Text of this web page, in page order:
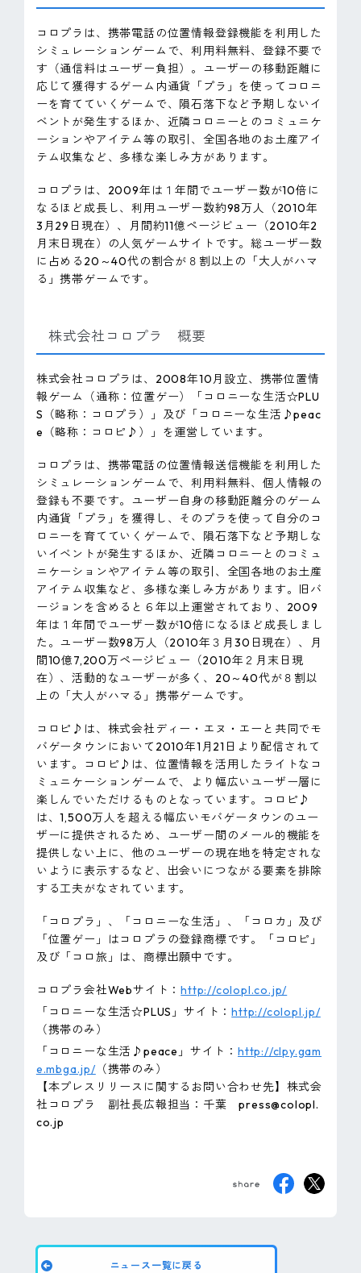
コロプラは、携帯電話の位置情報登録機能を利用した
シミュレーションゲームで、利用料無料、登録不要で
す（通信料はユーザー負担）。ユーザーの移動距離に
応じて獲得するゲーム内通貨「プラ」を使ってコロニ
ーを育てていくゲームで、隕石落下など予期しないイ
ベントが発生するほか、近隣コロニーとのコミュニケ
ーションやアイテム等の取引、全国各地のお土産アイ
テム収集など、多様な楽しみ方があります。
コロプラは、2009年は１年間でユーザー数が10倍に
なるほど成長し、利用ユーザー数約98万人（2010年
3月29日現在）、月間約11億ページビュー（2010年2
月末日現在）の人気ゲームサイトです。総ユーザー数
に占める20～40代の割合が８割以上の「大人がハマ
る」携帯ゲームです。
株式会社コロプラ 概要
株式会社コロプラは、2008年10月設立、携帯位置情
報ゲーム（通称：位置ゲー）「コロニーな生活☆PLU
S（略称：コロプラ）」及び「コロニーな生活♪peac
e（略称：コロピ♪）」を運営しています。
コロプラは、携帯電話の位置情報送信機能を利用した
シミュレーションゲームで、利用料無料、個人情報の
登録も不要です。ユーザー自身の移動距離分のゲーム
内通貨「プラ」を獲得し、そのプラを使って自分のコ
ロニーを育てていくゲームで、隕石落下など予期しな
いイベントが発生するほか、近隣コロニーとのコミュ
ニケーションやアイテム等の取引、全国各地のお土産
アイテム収集など、多様な楽しみ方があります。旧バ
ージョンを含めると６年以上運営されており、2009
年は１年間でユーザー数が10倍になるほど成長しまし
た。ユーザー数98万人（2010年３月30日現在）、月
間10億7,200万ページビュー（2010年２月末日現
在）、活動的なユーザーが多く、20～40代が８割以
上の「大人がハマる」携帯ゲームです。
コロピ♪は、株式会社ディー・エヌ・エーと共同でモ
バゲータウンにおいて2010年1月21日より配信されて
います。コロピ♪は、位置情報を活用したライトなコ
ミュニケーションゲームで、より幅広いユーザー層に
楽しんでいただけるものとなっています。コロピ♪
は、1,500万人を超える幅広いモバゲータウンのユー
ザーに提供されるため、ユーザー間のメール的機能を
提供しない上に、他のユーザーの現在地を特定されな
いように表示するなど、出会いにつながる要素を排除
する工夫がなされています。
「コロプラ」、「コロニーな生活」、「コロカ」及び
「位置ゲー」はコロプラの登録商標です。「コロピ」
及び「コロ旅」は、商標出願中です。
コロプラ会社Webサイト：http://colopl.co.jp/
「コロニーな生活☆PLUS」サイト：http://colopl.jp/
（携帯のみ）
「コロニーな生活♪peace」サイト：http://clpy.gam
e.mbga.jp/ （携帯のみ）
【本プレスリリースに関するお問い合わせ先】株式会
社コロプラ 副社長広報担当：千葉 press@colopl.
co.jp
ニュース一覧に戻る